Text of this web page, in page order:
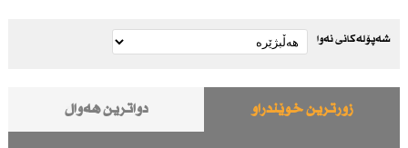
شەپۆلەکانی نەوا
زۆرترین خوێندراو دواترین هەواڵ